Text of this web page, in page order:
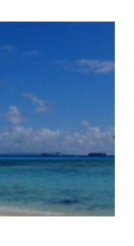
변과 아름다운 섬들
장은 그 어떤 사진
코 루 라와 라차섬은
더욱 특별하게 만들
인 방콕은 화려한 왕